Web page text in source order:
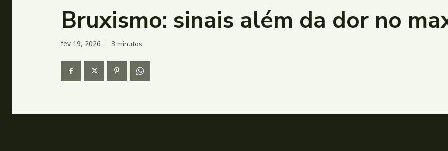
Bruxismo: sinais além da dor no
fev 19, 2026 3 minutos